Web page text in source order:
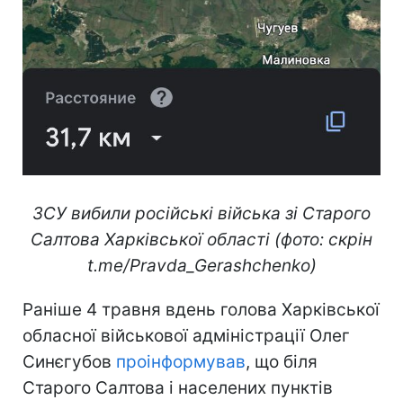
ЗСУ вибили російські війська зі Старого
Салтова Харківської області (фото: скрін
t.me/Pravda_Gerashchenko)
Раніше 4 травня вдень голова Харківської
обласної військової адміністрації Олег
Синєгубов проінформував, що біля
Старого Салтова і населених пунктів